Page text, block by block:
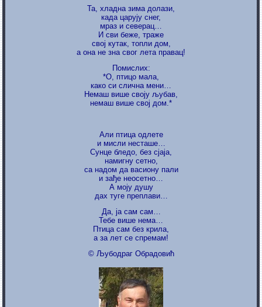
Та, хладна зима долази,
када царују снег,
мраз и северац…
И сви беже, траже
свој кутак, топли дом,
а она не зна свог лета правац!
Помислих:
*О, птицо мала,
како си слична мени…
Немаш више своју љубав,
немаш више свој дом.*
Али птица одлете
и мисли несташе…
Сунце бледо, без сјаја,
намигну сетно,
са надом да васиону пали
и зађе неосетно…
А моју душу
дах туге преплави…
Да, ја сам сам…
Тебе више нема…
Птица сам без крила,
а за лет се спремам!
© Љубодраг Обрадовић